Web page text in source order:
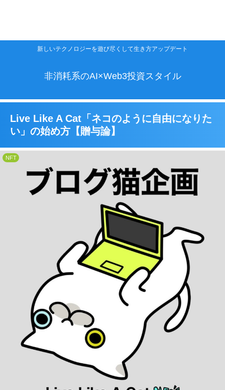
新しいテクノロジーを遊び尽くして生き方アップデート
非消耗系のAI×Web3投資スタイル
理由 理由
た結果【11ヶ月目+74,083円】 無料でビットコインがもらえる錬金
Live Like A Cat「ネコのように自由になりた
い」の始め方【贈与論】
NFT